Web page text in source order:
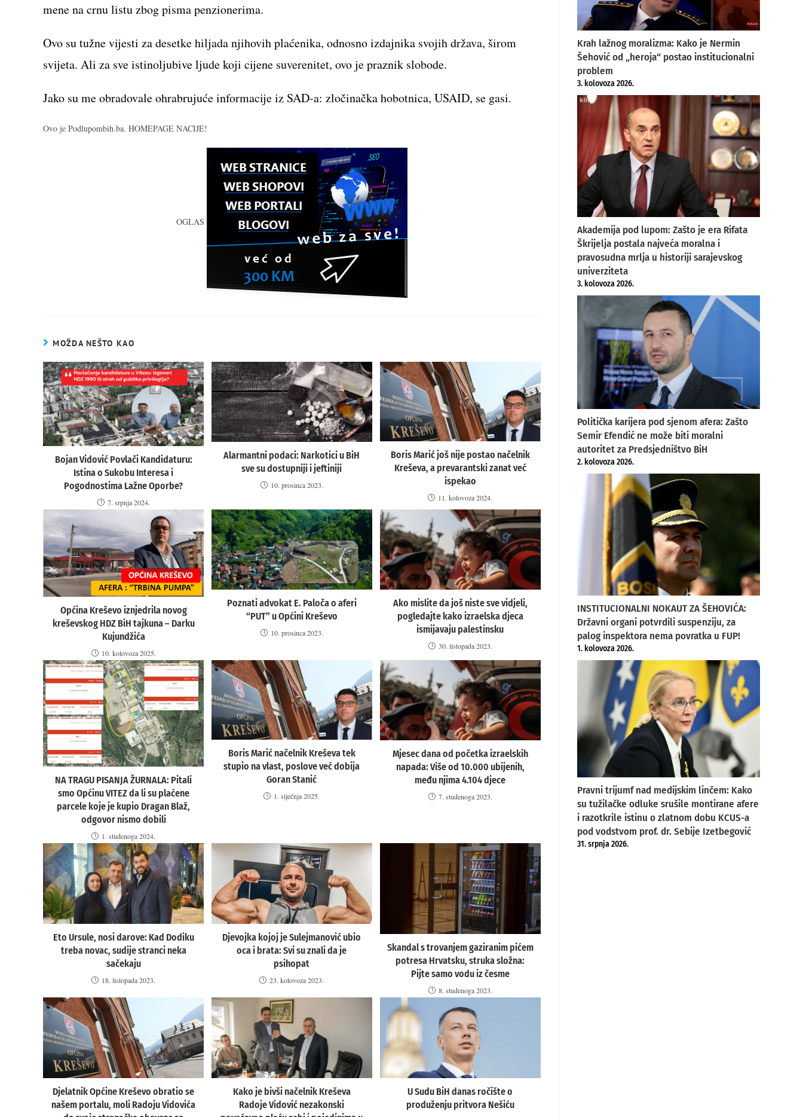
mene na crnu listu zbog pisma penzionerima.
Ovo su tužne vijesti za desetke hiljada njihovih plaćenika, odnosno izdajnika svojih država, širom
svijeta. Ali za sve istinoljubive ljude koji cijene suverenitet, ovo je praznik slobode.
Jako su me obradovale ohrabrujuće informacije iz SAD-a: zločinačka hobotnica, USAID, se gasi.
Ovo je Podlupombih.ba. HOMEPAGE NACIJE!
OGLAS
MOŽDA NEŠTO KAO
Bojan Vidović Povlači Kandidaturu:
Istina o Sukobu Interesa i
Pogodnostima Lažne Oporbe?
7. srpnja 2024.
Alarmantni podaci: Narkotici u BiH
sve su dostupniji i jeftiniji
10. prosinca 2023.
Boris Marić još nije postao načelnik
Kreševa, a prevarantski zanat već
ispekao
11. kolovoza 2024.
Općina Kreševo iznjedrila novog
kreševskog HDZ BiH tajkuna – Darku
Kujundžića
10. kolovoza 2025.
Poznati advokat E. Paloča o aferi
“PUT” u Općini Kreševo
10. prosinca 2023.
Ako mislite da još niste sve vidjeli,
pogledajte kako izraelska djeca
ismijavaju palestinsku
30. listopada 2023.
NA TRAGU PISANJA ŽURNALA: Pitali
smo Općinu VITEZ da li su plaćene
parcele koje je kupio Dragan Blaž,
odgovor nismo dobili
1. studenoga 2024.
Boris Marić načelnik Kreševa tek
stupio na vlast, poslove već dobija
Goran Stanić
1. siječnja 2025.
Mjesec dana od početka izraelskih
napada: Više od 10.000 ubijenih,
među njima 4.104 djece
7. studenoga 2023.
Eto Ursule, nosi darove: Kad Dodiku
treba novac, sudije stranci neka
sačekaju
18. listopada 2023.
Djevojka kojoj je Sulejmanović ubio
oca i brata: Svi su znali da je
psihopat
23. kolovoza 2023.
Skandal s trovanjem gaziranim pićem
potresa Hrvatsku, struka složna:
Pijte samo vodu iz česme
8. studenoga 2023.
Djelatnik Općine Kreševo obratio se
našem portalu, moli Radoju Vidovića
Kako je bivši načelnik Kreševa
Radoje Vidović nezakonski
U Sudu BiH danas ročište o
produženju pritvora Nešiću
Krah lažnog moralizma: Kako je Nermin
Šehović od „heroja“ postao institucionalni
problem
3. kolovoza 2026.
Akademija pod lupom: Zašto je era Rifata
Škrijelja postala najveća moralna i
pravosudna mrlja u historiji sarajevskog
univerziteta
3. kolovoza 2026.
Politička karijera pod sjenom afera: Zašto
Semir Efendić ne može biti moralni
autoritet za Predsjedništvo BiH
2. kolovoza 2026.
INSTITUCIONALNI NOKAUT ZA ŠEHOVIĆA:
Državni organi potvrdili suspenziju, za
palog inspektora nema povratka u FUP!
1. kolovoza 2026.
Pravni trijumf nad medijskim linčem: Kako
su tužilačke odluke srušile montirane afere
i razotkrile istinu o zlatnom dobu KCUS-a
pod vodstvom prof. dr. Sebije Izetbegović
31. srpnja 2026.